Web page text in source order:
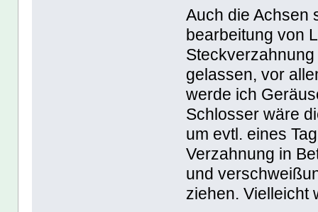
Auch die Achsen
bearbeitung von
gelassen, vor
werde ich
Schlosser wäre
um evtl. eines
Verzahnung in
und
ziehen. Vielleicht